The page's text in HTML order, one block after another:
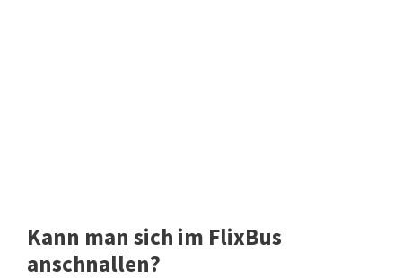
Kann man sich im FlixBus
anschnallen?